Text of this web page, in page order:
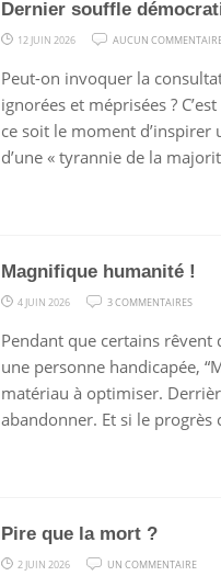
Dernier souffle
12 JUIN 2026 AUCUN
Peut-on invoquer la
ignorées et méprisées ?
ce soit le moment
d’une « tyrannie de la
Magnifique humanité !
4 JUIN 2026 3 COMMENTAIRES
!
Pendant que certains rêvent
une personne handicapée,
matériau à optimiser.
abandonner. Et si le progrès
Pire que la mort ?
2 JUIN 2026 UN COMMENTAIRESUR